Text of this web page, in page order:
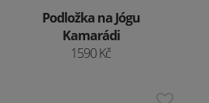
Podložka na Jógu
Kamarádi
1590 Kč